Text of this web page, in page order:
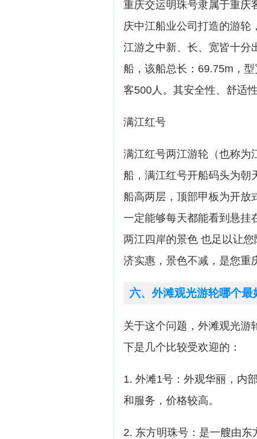
重庆交运明珠号隶属于重庆
庆中江船业公司打造的游轮
江游之中新、长、宽皆十分
船，该船总长：69.75m，
客500人。其安全性、舒适
满江红号
满江红号两江游轮（也称为
船，满江红号开船码头为朝
船高两层，顶部甲板为开放
一定能够每天都能看到悬挂
两江四岸的景色 也足以让
济实惠，景色不减，是您重
六、外滩观光游轮哪个最
关于这个问题，外滩观光游
下是几个比较受欢迎的：
1. 外滩1号：外观华丽，内
和服务，价格较高。
2. 东方明珠号：是一艘由东